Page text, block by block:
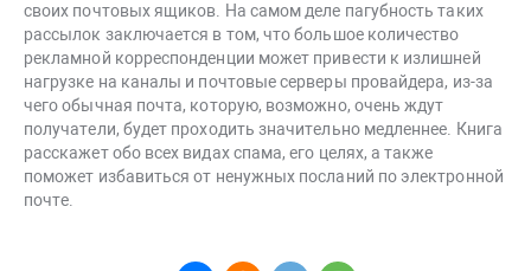
своих почтовых ящиков. На самом деле пагубность таких
рассылок заключается в том, что большое количество
рекламной корреспонденции может привести к излишней
нагрузке на каналы и почтовые серверы провайдера, из-за
чего обычная почта, которую, возможно, очень ждут
получатели, будет проходить значительно медленнее. Книга
расскажет обо всех видах спама, его целях, а также
поможет избавиться от ненужных посланий по электронной
почте.